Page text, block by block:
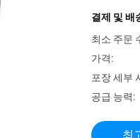
결제 및 배
최소 주문
가격:
포장 세부
공급 능력:
최